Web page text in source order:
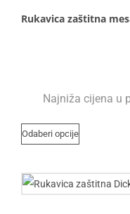
Rukavica zaštitna
Najniža cijena u
Odaberi opcije